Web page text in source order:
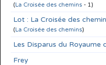
(La Croisée des chemins - 1)
Lot : La Croisée des
(La Croisée des chemins)
Les Disparus du Royaume
Frey